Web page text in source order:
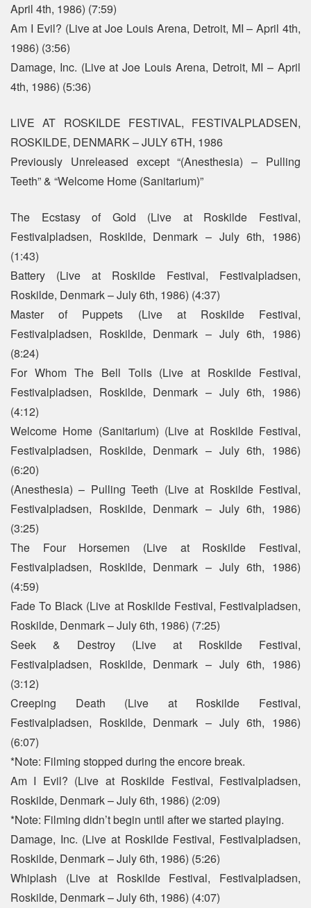
April 4th, 1986) (7:59)
Am I Evil? (Live at Joe Louis Arena, Detroit, MI – April 4th,
1986) (3:56)
Damage, Inc. (Live at Joe Louis Arena, Detroit, MI – April
4th, 1986) (5:36)
LIVE AT ROSKILDE FESTIVAL, FESTIVALPLADSEN,
ROSKILDE, DENMARK – JULY 6TH, 1986
Previously Unreleased except “(Anesthesia) – Pulling
Teeth” & “Welcome Home (Sanitarium)”
The Ecstasy of Gold (Live at Roskilde Festival,
Festivalpladsen, Roskilde, Denmark – July 6th, 1986)
(1:43)
Battery (Live at Roskilde Festival, Festivalpladsen,
Roskilde, Denmark – July 6th, 1986) (4:37)
Master of Puppets (Live at Roskilde Festival,
Festivalpladsen, Roskilde, Denmark – July 6th, 1986)
(8:24)
For Whom The Bell Tolls (Live at Roskilde Festival,
Festivalpladsen, Roskilde, Denmark – July 6th, 1986)
(4:12)
Welcome Home (Sanitarium) (Live at Roskilde Festival,
Festivalpladsen, Roskilde, Denmark – July 6th, 1986)
(6:20)
(Anesthesia) – Pulling Teeth (Live at Roskilde Festival,
Festivalpladsen, Roskilde, Denmark – July 6th, 1986)
(3:25)
The Four Horsemen (Live at Roskilde Festival,
Festivalpladsen, Roskilde, Denmark – July 6th, 1986)
(4:59)
Fade To Black (Live at Roskilde Festival, Festivalpladsen,
Roskilde, Denmark – July 6th, 1986) (7:25)
Seek & Destroy (Live at Roskilde Festival,
Festivalpladsen, Roskilde, Denmark – July 6th, 1986)
(3:12)
Creeping Death (Live at Roskilde Festival,
Festivalpladsen, Roskilde, Denmark – July 6th, 1986)
(6:07)
*Note: Filming stopped during the encore break.
Am I Evil? (Live at Roskilde Festival, Festivalpladsen,
Roskilde, Denmark – July 6th, 1986) (2:09)
*Note: Filming didn’t begin until after we started playing.
Damage, Inc. (Live at Roskilde Festival, Festivalpladsen,
Roskilde, Denmark – July 6th, 1986) (5:26)
Whiplash (Live at Roskilde Festival, Festivalpladsen,
Roskilde, Denmark – July 6th, 1986) (4:07)